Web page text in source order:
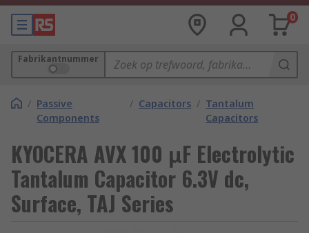
0
Fabrikantnummer
/ Passive
Components
/ Capacitors / Tantalum
Capacitors
KYOCERA AVX 100 μF Electrolytic
Tantalum Capacitor 6.3V dc,
Surface, TAJ Series